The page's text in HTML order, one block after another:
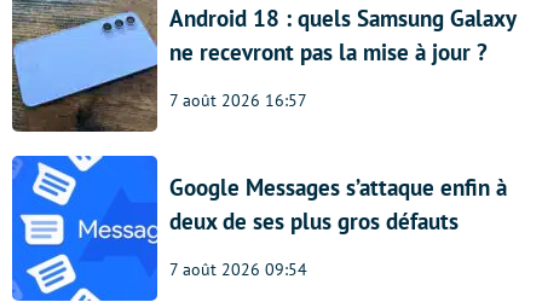
Android 18 : quels Samsung Galaxy
ne recevront pas la mise à jour ?
7 août 2026 16:57
Google Messages s’attaque enfin à
deux de ses plus gros défauts
7 août 2026 09:54